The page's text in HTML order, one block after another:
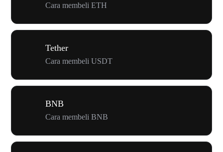
Cara membeli ETH
Tether
Cara membeli USDT
BNB
Cara membeli BNB